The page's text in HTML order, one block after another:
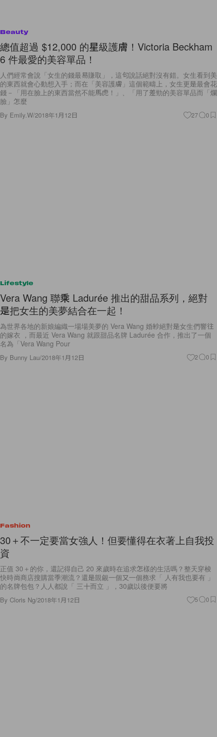
Beauty
總值超過 $12,000 的星級護膚！Victoria Beckham
6 件最愛的美容單品！
人們經常會說「女生的錢最易賺取」，這句說話絕對沒有錯。女生看到美
的東西就會心動想入手；而在「美容護膚」這個範疇上，女生更是最會花
錢－「用在臉上的東西當然不能馬虎！」、「用了差勁的美容單品而「爛
臉」怎麼
By Emily.W/2018年1月12日 27 0
Lifestyle
Vera Wang 聯乘 Ladurée 推出的甜品系列，絕對
是把女生的美夢結合在一起！
為世界各地的新娘編織一場場美夢的 Vera Wang 婚紗絕對是女生們響往
的嫁衣 ，而最近 Vera Wang 就跟甜品名牌 Ladurée 合作，推出了一個
名為「Vera Wang Pour
By Bunny Lau/2018年1月12日 2 0
Fashion
30＋不一定要當女強人！但要懂得在衣著上自我投
資
正值 30＋的你，還記得自己 20 來歲時在追求怎樣的生活嗎？整天穿梭
快時尚商店搜購當季潮流？還是覬覦一個又一個務求「 人有我也要有 」
的名牌包包？人人都說「 三十而立 」，30歲以後便要將
By Cloris Ng/2018年1月12日 5 0